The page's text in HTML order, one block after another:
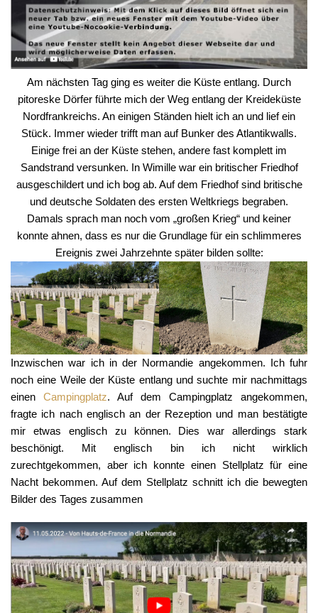
Am nächsten Tag ging es weiter die Küste entlang. Durch
pitoreske Dörfer führte mich der Weg entlang der Kreideküste
Nordfrankreichs. An einigen Ständen hielt ich an und lief ein
Stück. Immer wieder trifft man auf Bunker des Atlantikwalls.
Einige frei an der Küste stehen, andere fast komplett im
Sandstrand versunken. In Wimille war ein britischer Friedhof
ausgeschildert und ich bog ab. Auf dem Friedhof sind britische
und deutsche Soldaten des ersten Weltkriegs begraben.
Damals sprach man noch vom „großen Krieg“ und keiner
konnte ahnen, dass es nur die Grundlage für ein schlimmeres
Ereignis zwei Jahrzehnte später bilden sollte:
Inzwischen war ich in der Normandie angekommen. Ich fuhr
noch eine Weile der Küste entlang und suchte mir nachmittags
einen Campingplatz. Auf dem Campingplatz angekommen,
fragte ich nach englisch an der Rezeption und man bestätigte
mir etwas englisch zu können. Dies war allerdings stark
beschönigt. Mit englisch bin ich nicht wirklich
zurechtgekommen, aber ich konnte einen Stellplatz für eine
Nacht bekommen. Auf dem Stellplatz schnitt ich die bewegten
Bilder des Tages zusammen